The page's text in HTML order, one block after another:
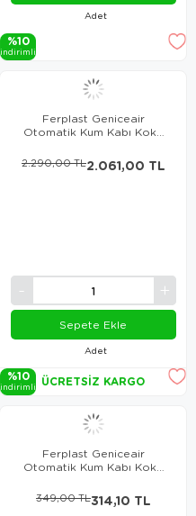
Adet
%10
i̇ndi̇ri̇mli̇
Ferplast Geniceair
Otomatik Kum Kabı Koku
Adet
2.061,00 TL
2.290,00 TL
Sepete Ekle
%10
i̇ndi̇ri̇mli̇ ÜCRETSIZ KARGO
Ferplast Geniceair
Otomatik Kum Kabı Koku
314,10 TL
349,00 TL